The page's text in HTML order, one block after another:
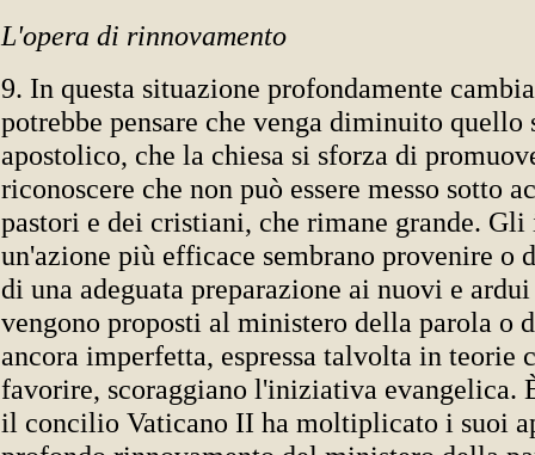
L'opera di rinnovamento
9. In questa situazione profondamente
potrebbe pensare che venga diminuito quello
apostolico, che la chiesa si sforza di
riconoscere che non può essere messo sotto
pastori e dei cristiani, che rimane grande.
un'azione più efficace sembrano provenire o
di una adeguata preparazione ai nuovi e
vengono proposti al ministero della parola o
ancora imperfetta, espressa talvolta in teorie
favorire, scoraggiano l'iniziativa evangelica.
il concilio Vaticano II ha moltiplicato i suoi